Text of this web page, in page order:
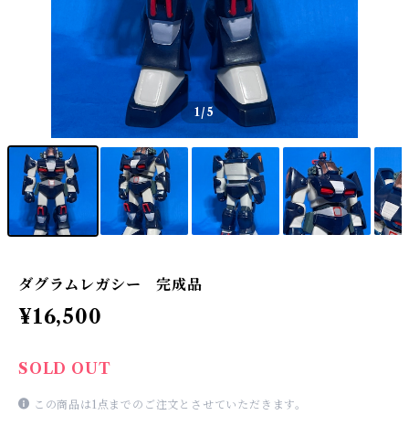
1/5
ダグラムレガシー 完成品
¥16,500
SOLD OUT
この商品は1点までのご注文とさせていただきます。